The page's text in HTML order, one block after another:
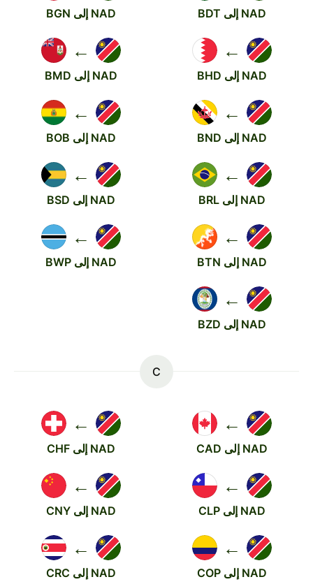
NAD إلى BDT NAD إلى BGN
←
NAD إلى BHD
←
NAD إلى BMD
←
NAD إلى BND
←
NAD إلى BOB
←
NAD إلى BRL
←
NAD إلى BSD
←
NAD إلى BTN
←
NAD إلى BWP
←
NAD إلى BZD
C
←
NAD إلى CAD
←
NAD إلى CHF
←
NAD إلى CLP
←
NAD إلى CNY
←
NAD إلى COP
←
NAD إلى CRC